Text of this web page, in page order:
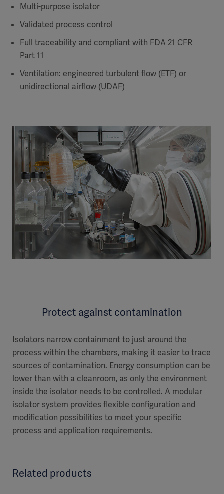
Multi-purpose isolator
Validated process control
Full traceability and compliant with FDA 21 CFR
Part 11
Ventilation: engineered turbulent flow (ETF) or
unidirectional airflow (UDAF)
Protect against contamination
Isolators narrow containment to just around the
process within the chambers, making it easier to trace
sources of contamination. Energy consumption can be
lower than with a cleanroom, as only the environment
inside the isolator needs to be controlled. A modular
isolator system provides flexible configuration and
modification possibilities to meet your specific
process and application requirements.
Related products